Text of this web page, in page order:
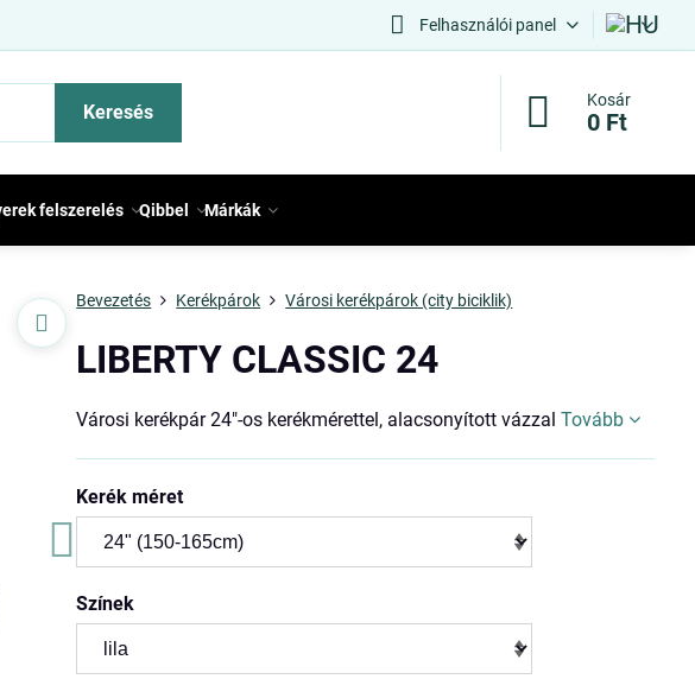
Felhasználói panel
Keresés
Kosár
0 Ft
felszerelés Qibbel Márkák
Bevezetés Kerékpárok Városi kerékpárok (city biciklik)
LIBERTY CLASSIC 24
Városi kerékpár 24"-os kerékmérettel, alacsonyított vázzalTovább
Kerék méret
Színek